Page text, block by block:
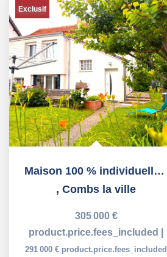
Exclusif
Maison 100 % individuelle sur 299 m² Quartier résidentiel...
, Combs la ville
305 000 €
product.price.fees_included
291 000 € product.price.fees_included